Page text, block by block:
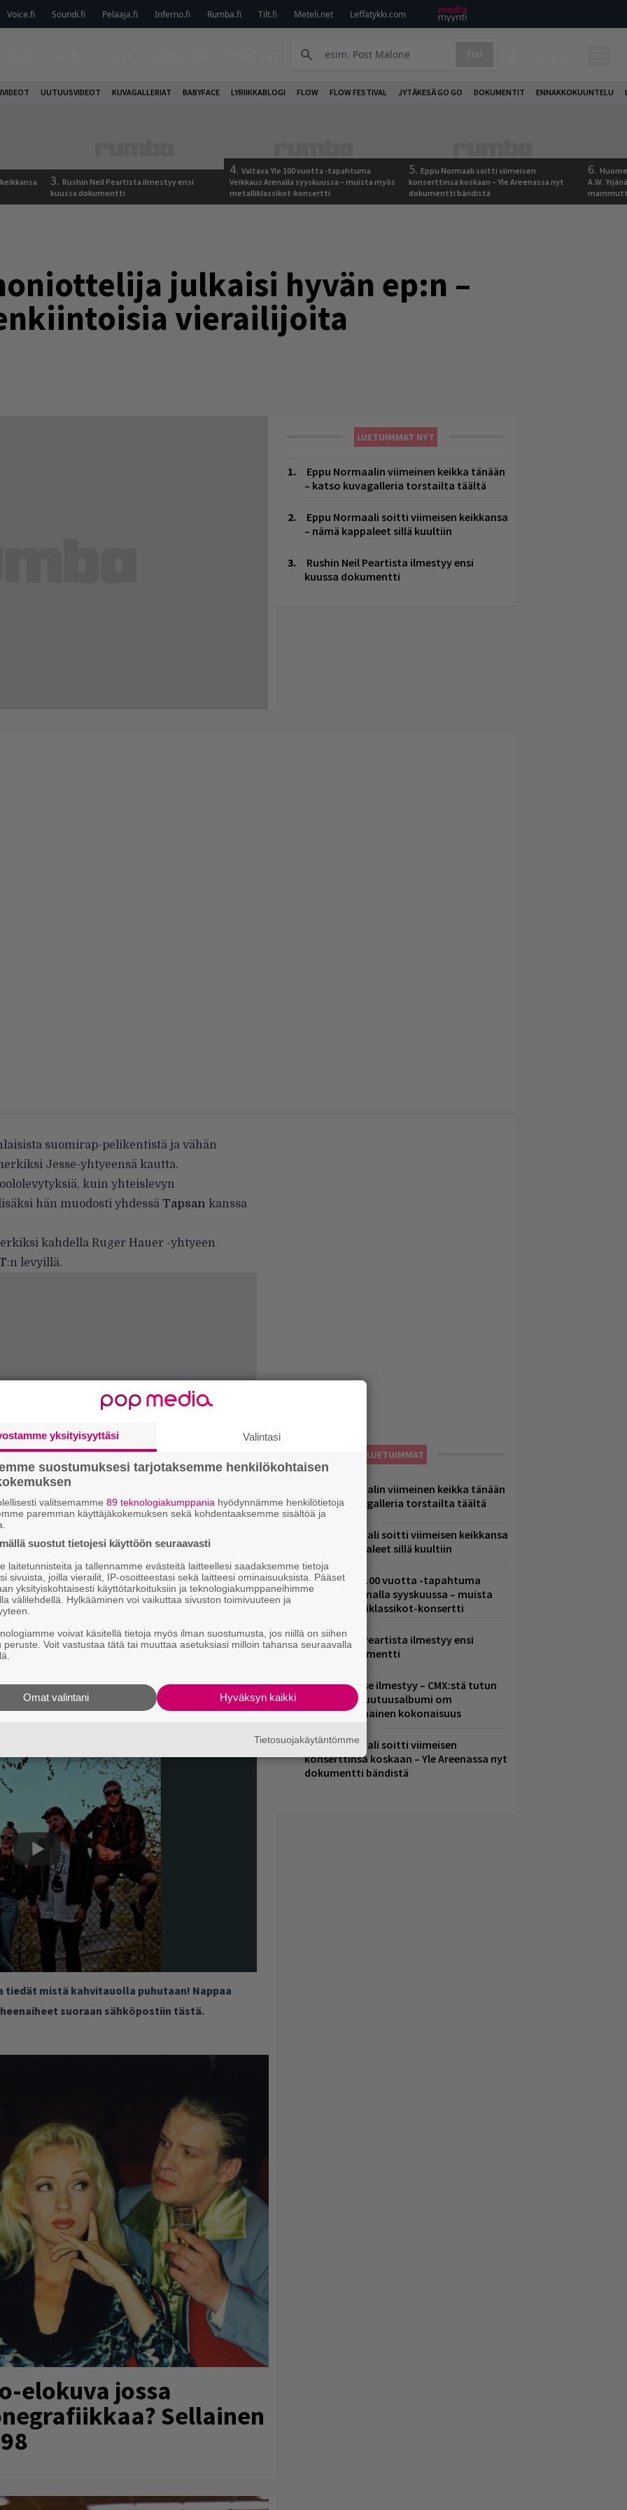
Voice.fi Soundi.fi Pelaaja.fi Inferno.fi Rumba.fi Tilt.fi Meteli.net Leffatykki.com
UUTUUSVIDEOT KUVAGALLERIAT BABYFACE LYRIIKKABLOGI FLOW FLOW FESTIVAL JYTÄKESÄ GO GO DOKUMENTIT ENNAKKOKUUNTELU
3. Rushin Neil Peartista ilmestyy ensi
kuussa dokumentti
4. Valtava Yle 100 vuotta -tapahtuma
Veikkaus Arenalla syyskuussa – muista myös
metalliklassikot-konsertti
5. Eppu Normaali soitti viimeisen
konserttinsa koskaan – Yle Areenassa nyt
dokumentti bändistä
6.
A.W.
julkaisi hyvän ep:n –
vierailijoita
LUETUIMMAT NYT
Eppu Normaalin viimeinen keikka tänään
– katso kuvagalleria torstailta täältä
Eppu Normaali soitti viimeisen keikkansa
– nämä kappaleet sillä kuultiin
Rushin Neil Peartista ilmestyy ensi
kuussa dokumentti
suomirap-pelikentistä ja vähän
Jesse-yhtyeensä kautta.
kuin yhteislevyn
hän muodosti yhdessä Tapsan kanssa
kahdella Ruger Hauer -yhtyeen
:n levyillä.
Kuvioit-ep:n, jolta löytyvästä yhteisraidasta
täällä
päättää yhteisbiisi Kalle Kinoksen,
Aiemmin jutussa mainittujen nimien lisäksi
joten ep sisältää hyvin ajankohtaista väkeä.
useimmista suoratoistopalveluista.
tiedät mistä kahvitauolla puhutaan! Nappaa
suoraan sähköpostiin tästä.
elokuva jossa
Sellainen
LUETUIMMAT
Eppu Normaalin viimeinen keikka tänään
– katso kuvagalleria torstailta täältä
Eppu Normaali soitti viimeisen keikkansa
– nämä kappaleet sillä kuultiin
Valtava Yle 100 vuotta -tapahtuma
Veikkaus Arenalla syyskuussa – muista
myös metalliklassikot-konsertti
Rushin Neil Peartista ilmestyy ensi
kuussa dokumentti
Huomenna se ilmestyy – CMX:stä tutun
A.W. Yrjänän uutuusalbumi om
mammuttimainen kokonaisuus
Eppu Normaali soitti viimeisen
konserttinsa koskaan – Yle Areenassa nyt
dokumentti bändistä
yksityisyyttäsi Valintasi
suostumuksesi tarjotaksemme henkilökohtaisen
valitsemamme 89 teknologiakumppania hyödynnämme henkilötietoja
paremman käyttäjäkokemuksen sekä kohdentaaksemme sisältöä ja
suostut tietojesi käyttöön seuraavasti
laitetunnisteita ja tallennamme evästeitä laitteellesi saadaksemme tietoja
sivuista, joilla vierailit, IP-osoitteestasi sekä laitteesi ominaisuuksista. Pääset
yksityiskohtaisesti käyttötarkoituksiin ja teknologiakumppaneihimme
välilehdellä. Hylkääminen voi vaikuttaa sivuston toimivuuteen ja
voivat käsitellä tietoja myös ilman suostumusta, jos niillä on siihen
peruste. Voit vastustaa tätä tai muuttaa asetuksiasi milloin tahansa seuraavalla
Hyväksyn kaikki
Omat valintani
Tietosuojakäytäntömme